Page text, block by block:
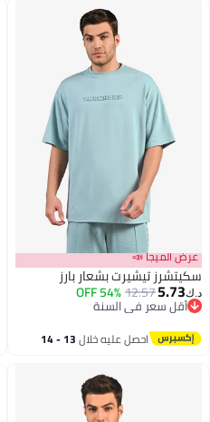
عرض الميجا 📣
سكيتشرز تيشيرت بشعار بارز
د.ك‏5.73
12.57
54% OFF
أقل سعر في السنة
أقل سعر في السنة
احصل عليه خلال 13 - 14